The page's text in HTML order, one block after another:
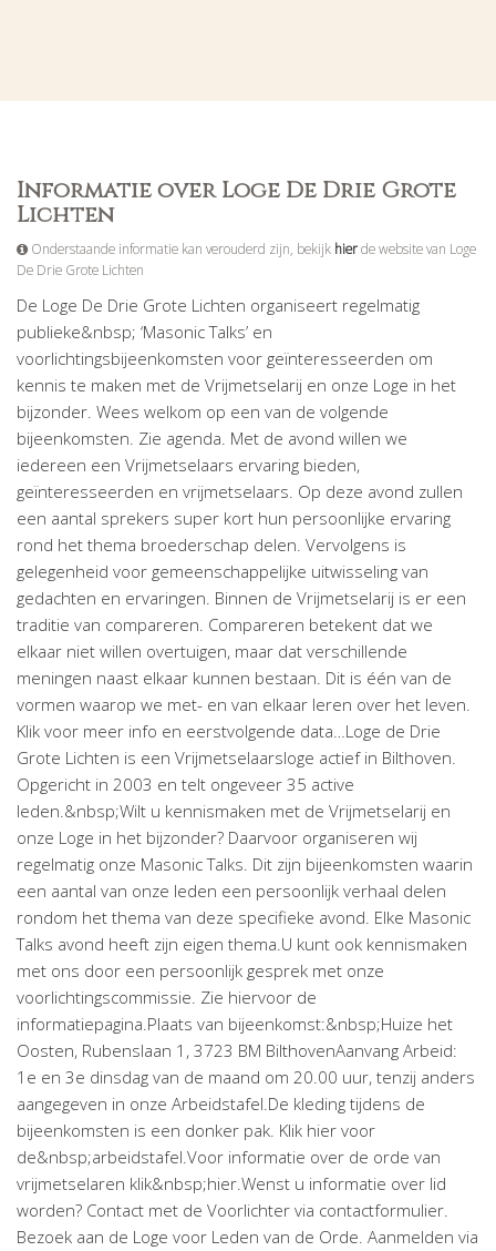
Informatie over Loge De Drie Grote
Lichten
Onderstaande informatie kan verouderd zijn, bekijk hierde website van Loge
De Drie Grote Lichten
De Loge De Drie Grote Lichten organiseert regelmatig
publieke&nbsp; ‘Masonic Talks’ en
voorlichtingsbijeenkomsten voor geïnteresseerden om
kennis te maken met de Vrijmetselarij en onze Loge in het
bijzonder. Wees welkom op een van de volgende
bijeenkomsten. Zie agenda. Met de avond willen we
iedereen een Vrijmetselaars ervaring bieden,
geïnteresseerden en vrijmetselaars. Op deze avond zullen
een aantal sprekers super kort hun persoonlijke ervaring
rond het thema broederschap delen. Vervolgens is
gelegenheid voor gemeenschappelijke uitwisseling van
gedachten en ervaringen. Binnen de Vrijmetselarij is er een
traditie van compareren. Compareren betekent dat we
elkaar niet willen overtuigen, maar dat verschillende
meningen naast elkaar kunnen bestaan. Dit is één van de
vormen waarop we met- en van elkaar leren over het leven.
Klik voor meer info en eerstvolgende data…Loge de Drie
Grote Lichten is een Vrijmetselaarsloge actief in Bilthoven.
Opgericht in 2003 en telt ongeveer 35 active
leden.&nbsp;Wilt u kennismaken met de Vrijmetselarij en
onze Loge in het bijzonder? Daarvoor organiseren wij
regelmatig onze Masonic Talks. Dit zijn bijeenkomsten waarin
een aantal van onze leden een persoonlijk verhaal delen
rondom het thema van deze specifieke avond. Elke Masonic
Talks avond heeft zijn eigen thema.U kunt ook kennismaken
met ons door een persoonlijk gesprek met onze
voorlichtingscommissie. Zie hiervoor de
informatiepagina.Plaats van bijeenkomst:&nbsp;Huize het
Oosten, Rubenslaan 1, 3723 BM BilthovenAanvang Arbeid:
1e en 3e dinsdag van de maand om 20.00 uur, tenzij anders
aangegeven in onze Arbeidstafel.De kleding tijdens de
bijeenkomsten is een donker pak. Klik hier voor
de&nbsp;arbeidstafel.Voor informatie over de orde van
vrijmetselaren klik&nbsp;hier.Wenst u informatie over lid
worden? Contact met de Voorlichter via contactformulier.
Bezoek aan de Loge voor Leden van de Orde. Aanmelden via